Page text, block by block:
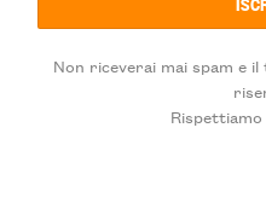
Non riceverai mai spam e